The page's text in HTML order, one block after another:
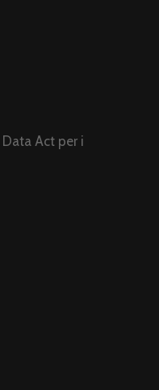
Act per i